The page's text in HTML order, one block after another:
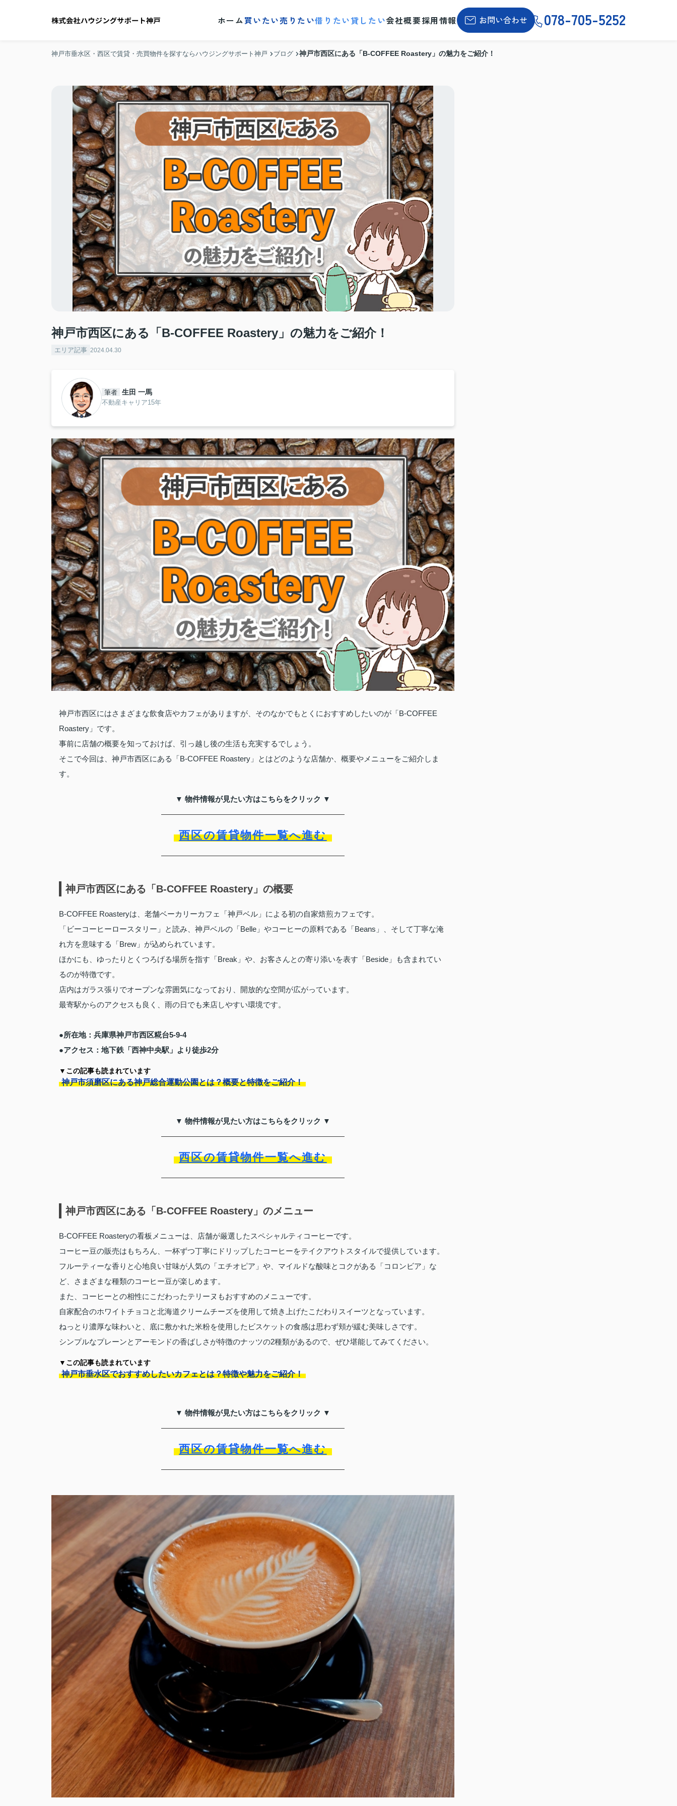
ホーム買いたい売りたい借りたい貸したい会社概要採用情報 お問い合わせ 078-705-5252
神戸市垂水区・西区で賃貸・売買物件を探すならハウジングサポート神戸 ブログ 神戸市西区にある「B-COFFEE Roastery」の魅力をご紹介！
神戸市西区にある「B-COFFEE Roastery」の魅力をご紹介！
エリア記事 2024.04.30
筆者 生田 一馬
不動産キャリア15年
神戸市西区にはさまざまな飲食店やカフェがありますが、そのなかでもとくにおすすめしたいのが「B-COFFEE
Roastery」です。
事前に店舗の概要を知っておけば、引っ越し後の生活も充実するでしょう。
そこで今回は、神戸市西区にある「B-COFFEE Roastery」とはどのような店舗か、概要やメニューをご紹介しま
す。
▼ 物件情報が見たい方はこちらをクリック ▼
西区の賃貸物件一覧へ進む
神戸市西区にある「B-COFFEE Roastery」の概要
B-COFFEE Roasteryは、老舗ベーカリーカフェ「神戸ベル」による初の自家焙煎カフェです。
「ビーコーヒーロースタリー」と読み、神戸ベルの「Belle」やコーヒーの原料である「Beans」、そして丁寧な淹
れ方を意味する「Brew」が込められています。
ほかにも、ゆったりとくつろげる場所を指す「Break」や、お客さんとの寄り添いを表す「Beside」も含まれてい
るのが特徴です。
店内はガラス張りでオープンな雰囲気になっており、開放的な空間が広がっています。
最寄駅からのアクセスも良く、雨の日でも来店しやすい環境です。
●所在地：兵庫県神戸市西区糀台5-9-4
●アクセス：地下鉄「西神中央駅」より徒歩2分
▼この記事も読まれています
神戸市須磨区にある神戸総合運動公園とは？概要と特徴をご紹介！
▼ 物件情報が見たい方はこちらをクリック ▼
西区の賃貸物件一覧へ進む
神戸市西区にある「B-COFFEE Roastery」のメニュー
B-COFFEE Roasteryの看板メニューは、店舗が厳選したスペシャルティコーヒーです。
コーヒー豆の販売はもちろん、一杯ずつ丁寧にドリップしたコーヒーをテイクアウトスタイルで提供しています。
フルーティーな香りと心地良い甘味が人気の「エチオピア」や、マイルドな酸味とコクがある「コロンビア」な
ど、さまざまな種類のコーヒー豆が楽しめます。
また、コーヒーとの相性にこだわったテリーヌもおすすめのメニューです。
自家配合のホワイトチョコと北海道クリームチーズを使用して焼き上げたこだわりスイーツとなっています。
ねっとり濃厚な味わいと、底に敷かれた米粉を使用したビスケットの食感は思わず頬が緩む美味しさです。
シンプルなプレーンとアーモンドの香ばしさが特徴のナッツの2種類があるので、ぜひ堪能してみてください。
▼この記事も読まれています
神戸市垂水区でおすすめしたいカフェとは？特徴や魅力をご紹介！
▼ 物件情報が見たい方はこちらをクリック ▼
西区の賃貸物件一覧へ進む